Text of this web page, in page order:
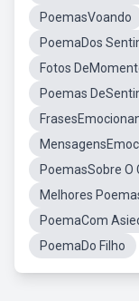
PoemasVoando
PoemaDos
Fotos
Poemas
PoemasSobre O
Melhores
PoemaCom
PoemaDo Filho